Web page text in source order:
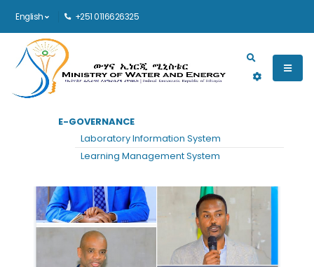
English +251 0116626325
Main navigation
E-GOVERNANCE
Laboratory Information System
Learning Management System